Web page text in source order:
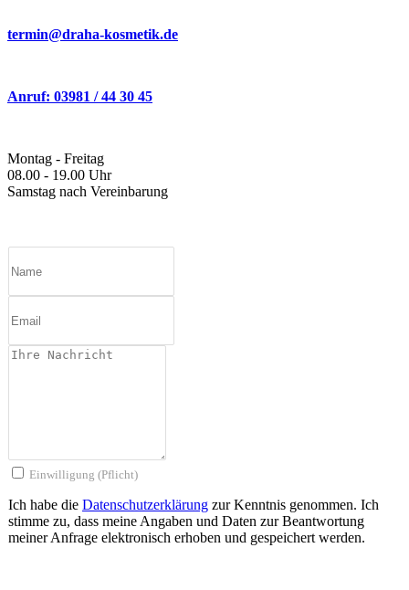
termin@draha-kosmetik.de
Anruf: 03981 / 44 30 45
Montag - Freitag
08.00 - 19.00 Uhr
Samstag nach Vereinbarung
Einwilligung (Pflicht)
Ich habe die Datenschutzerklärung zur Kenntnis genommen. Ich
stimme zu, dass meine Angaben und Daten zur Beantwortung
meiner Anfrage elektronisch erhoben und gespeichert werden.